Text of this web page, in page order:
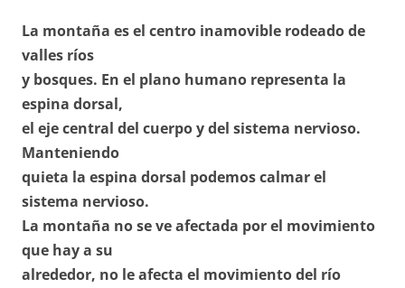
La montaña es el centro inamovible rodeado de
valles ríos
y bosques. En el plano humano representa la
espina dorsal,
el eje central del cuerpo y del sistema nervioso.
Manteniendo
quieta la espina dorsal podemos calmar el
sistema nervioso.
La montaña no se ve afectada por el movimiento
que hay a su
alrededor, no le afecta el movimiento del río